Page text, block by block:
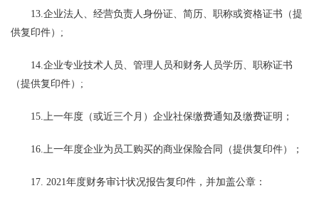
13.企业法人、经营负责人身份证、简历、职称或资格证书（提
供复印件）;
14.企业专业技术人员、管理人员和财务人员学历、职称证书
（提供复印件）;
15.上一年度（或近三个月）企业社保缴费通知及缴费证明；
16.上一年度企业为员工购买的商业保险合同（提供复印件）；
17. 2021年度财务审计状况报告复印件，并加盖公章：